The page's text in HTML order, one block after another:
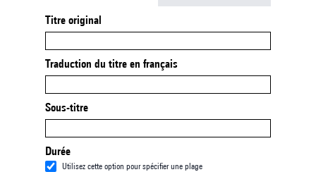
Titre original
Traduction du titre en français
Sous-titre
Durée
Utilisez cette option pour spécifier une plage